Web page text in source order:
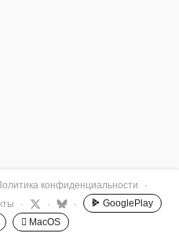
конфиденциальности
·
· · ·
GooglePlay
 MacOS